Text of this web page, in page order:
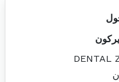
DENTAL